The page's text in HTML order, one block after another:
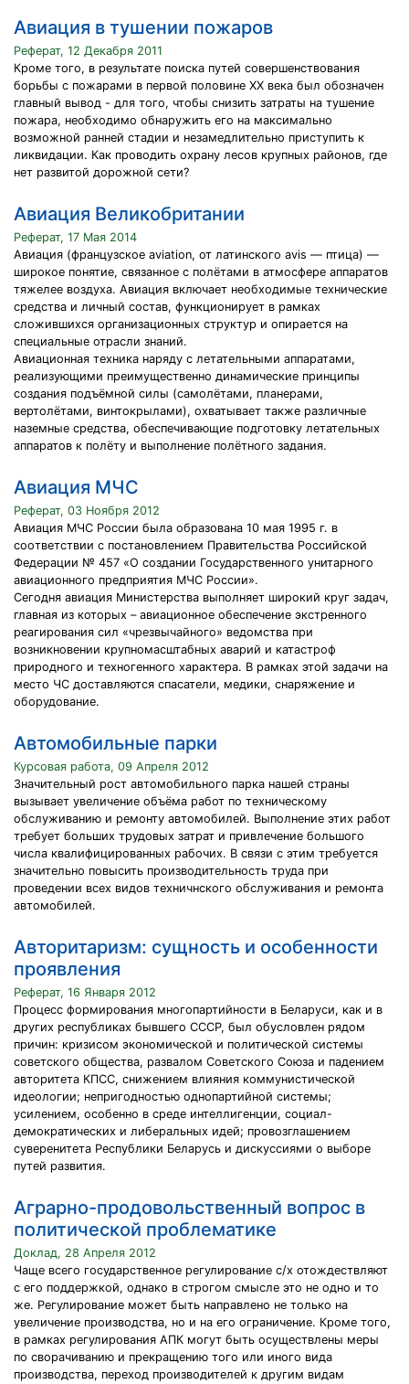
Авиация в тушении пожаров
Реферат, 12 Декабря 2011
Кроме того, в результате поиска путей совершенствования
борьбы с пожарами в первой половине XX века был обозначен
главный вывод - для того, чтобы снизить затраты на тушение
пожара, необходимо обнаружить его на максимально
возможной ранней стадии и незамедлительно приступить к
ликвидации. Как проводить охрану лесов крупных районов, где
нет развитой дорожной сети?
Авиация Великобритании
Реферат, 17 Мая 2014
Авиация (французское aviation, от латинского avis — птица) —
широкое понятие, связанное с полётами в атмосфере аппаратов
тяжелее воздуха. Авиация включает необходимые технические
средства и личный состав, функционирует в рамках
сложившихся организационных структур и опирается на
специальные отрасли знаний.
Авиационная техника наряду с летательными аппаратами,
реализующими преимущественно динамические принципы
создания подъёмной силы (самолётами, планерами,
вертолётами, винтокрылами), охватывает также различные
наземные средства, обеспечивающие подготовку летательных
аппаратов к полёту и выполнение полётного задания.
Авиация МЧС
Реферат, 03 Ноября 2012
Авиация МЧС России была образована 10 мая 1995 г. в
соответствии с постановлением Правительства Российской
Федерации № 457 «О создании Государственного унитарного
авиационного предприятия МЧС России».
Сегодня авиация Министерства выполняет широкий круг задач,
главная из которых – авиационное обеспечение экстренного
реагирования сил «чрезвычайного» ведомства при
возникновении крупномасштабных аварий и катастроф
природного и техногенного характера. В рамках этой задачи на
место ЧС доставляются спасатели, медики, снаряжение и
оборудование.
Автомобильные парки
Курсовая работа, 09 Апреля 2012
Значительный рост автомобильного парка нашей страны
вызывает увеличение объёма работ по техническому
обслуживанию и ремонту автомобилей. Выполнение этих работ
требует больших трудовых затрат и привлечение большого
числа квалифицированных рабочих. В связи с этим требуется
значительно повысить производительность труда при
проведении всех видов техничнского обслуживания и ремонта
автомобилей.
Авторитаризм: сущность и особенности
проявления
Реферат, 16 Января 2012
Процесс формирования многопартийности в Беларуси, как и в
других республиках бывшего СССР, был обусловлен рядом
причин: кризисом экономической и политической системы
советского общества, развалом Советского Союза и падением
авторитета КПСС, снижением влияния коммунистической
идеологии; непригодностью однопартийной системы;
усилением, особенно в среде интеллигенции, социал-
демократических и либеральных идей; провозглашением
суверенитета Республики Беларусь и дискуссиями о выборе
путей развития.
Аграрно-продовольственный вопрос в
политической проблематике
Доклад, 28 Апреля 2012
Чаще всего государственное регулирование с/х отождествляют
с его поддержкой, однако в строгом смысле это не одно и то
же. Регулирование может быть направлено не только на
увеличение производства, но и на его ограничение. Кроме того,
в рамках регулирования АПК могут быть осуществлены меры
по сворачиванию и прекращению того или иного вида
производства, переход производителей к другим видам